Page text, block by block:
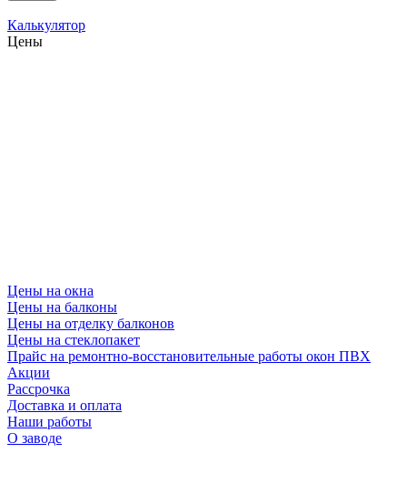
Калькулятор
Цены
Цены на окна
Цены на балконы
Цены на отделку балконов
Цены на стеклопакет
Прайс на ремонтно-восстановительные работы окон ПВХ
Акции
Рассрочка
Доставка и оплата
Наши работы
О заводе